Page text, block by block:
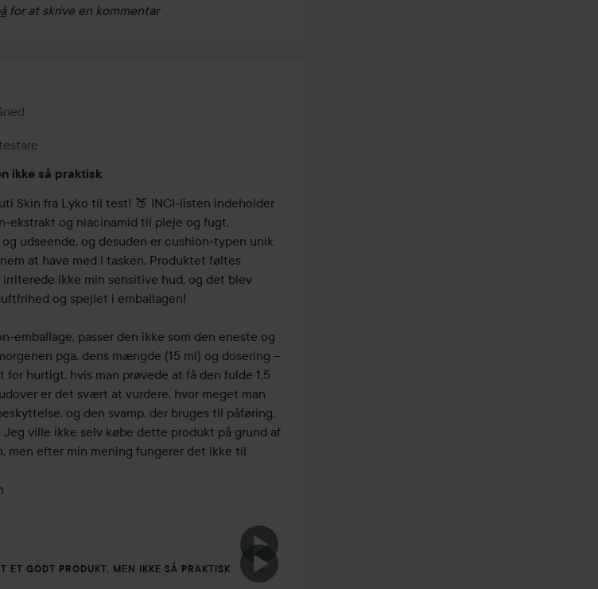
for at skrive en kommentar
Creator.
blev oprettet 1 måned
ikke så praktisk
ekstrakt og niacinamid til pleje og fugt.
udseende, og desuden er cushion-typen unik
at have med i tasken. Produktet føltes
ikke min sensitive hud, og det blev
og spejlet i emballagen!
emballage, passer den ikke som den eneste og
pga. dens mængde (15 ml) og dosering –
hurtigt, hvis man prøvede at få den fulde 1,5
er det svært at vurdere, hvor meget man
og den svamp, der bruges til påføring,
Jeg ville ikke selv købe dette produkt på grund af
men efter min mening fungerer det ikke til
ET GODT PRODUKT, MEN IKKE SÅ PRAKTISK